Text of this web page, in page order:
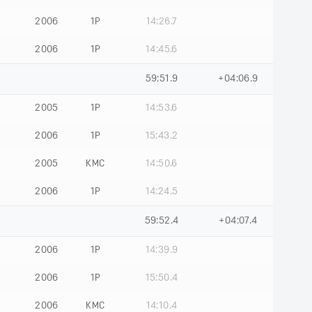
2006 1Р 14:26.7
2006 1Р 14:45.6
59:51.9 +04:06.9
2005 1Р 14:53.6
2006 1Р 15:43.2
2005 КМС 14:50.6
2006 1Р 14:24.5
59:52.4 +04:07.4
2006 1Р 14:39.9
2006 1Р 15:50.4
2006 КМС 14:10.4